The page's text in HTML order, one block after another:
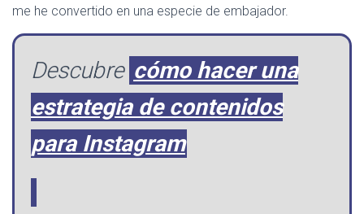
me he convertido en una especie de embajador.
Descubre cómo hacer una
estrategia de contenidos
para Instagram